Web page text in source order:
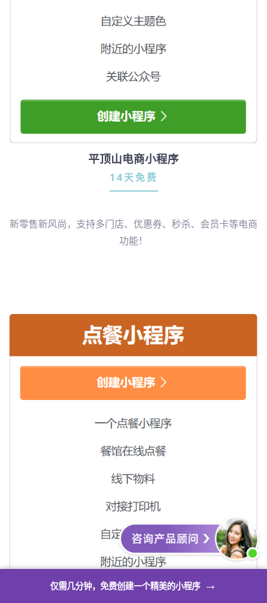
仅需几分钟，免费创建一个精美的小程序→
平顶山电商小程序
14天免费
新零售新风尚，支持多门店、优惠券、秒杀、会员卡等电商
功能！